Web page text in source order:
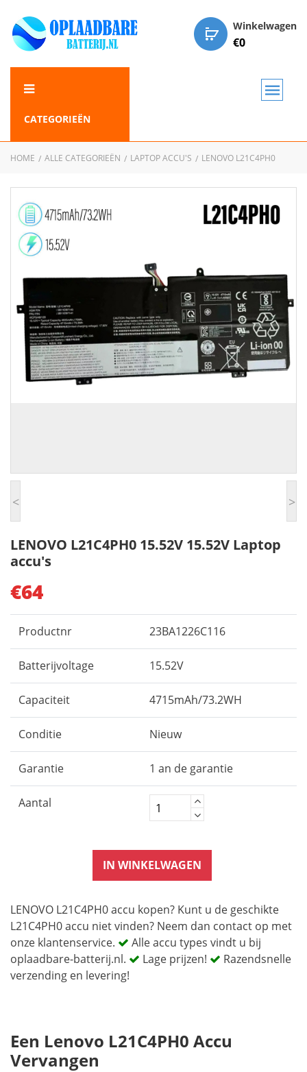
Winkelwagen
€0
CATEGORIEËN
HOME ALLE CATEGORIEËN LAPTOP ACCU'S LENOVO L21C4PH0
< >
LENOVO L21C4PH0 15.52V 15.52V Laptop
accu's
€64
Productnr 23BA1226C116
Batterijvoltage 15.52V
Capaciteit 4715mAh/73.2WH
Conditie Nieuw
Garantie 1 an de garantie
Aantal
IN WINKELWAGEN
LENOVO L21C4PH0 accu kopen? Kunt u de geschikte
L21C4PH0 accu niet vinden? Neem dan contact op met
onze klantenservice.
Alle accu types vindt u bij
oplaadbare-batterij.nl.
Lage prijzen!
Razendsnelle
verzending en levering!
Een Lenovo L21C4PH0 Accu
Vervangen